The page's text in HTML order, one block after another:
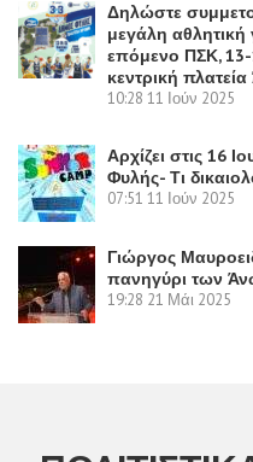
Δηλώστε
μεγάλη αθλητική
επόμενο ΠΣΚ, 13-
κεντρική
10:28 11 Ιούν 2025
Αρχίζει στις 16
Φυλής- Τι
07:51 11 Ιούν 2025
Γιώργος
πανηγύρι των
19:28 21 Μάι 2025